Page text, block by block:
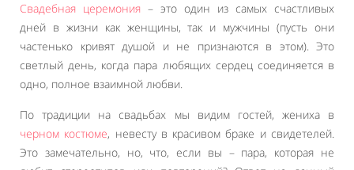
Свадебная церемония – это один из самых счастливых
дней в жизни как женщины, так и мужчины (пусть они
частенько кривят душой и не признаются в этом). Это
светлый день, когда пара любящих сердец соединяется в
одно, полное взаимной любви.
По традиции на свадьбах мы видим гостей, жениха в
черном костюме, невесту в красивом браке и свидетелей.
Это замечательно, но, что, если вы – пара, которая не